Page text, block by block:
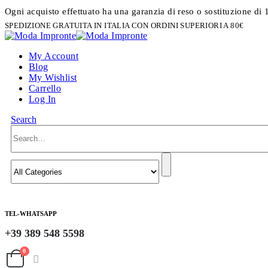
Ogni acquisto effettuato ha una garanzia di reso o sostituzione di
SPEDIZIONE GRATUITA IN ITALIA CON ORDINI SUPERIORI A 80€
My Account
Blog
My Wishlist
Carrello
Log In
Search
TEL-WHATSAPP
+39 389 548 5598
0